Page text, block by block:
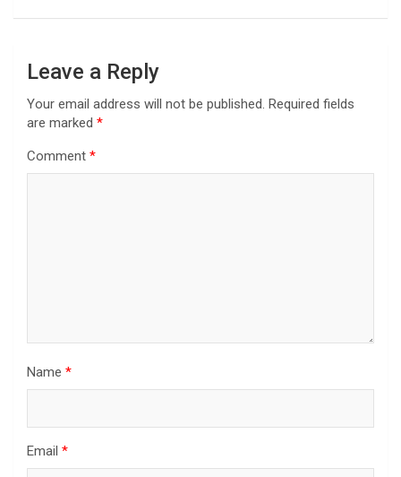
Leave a Reply
Your email address will not be published. Required fields
are marked *
Comment *
Name *
Email *